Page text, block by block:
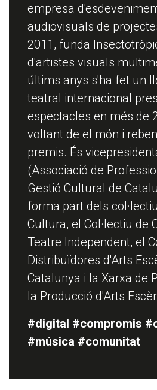
empresa
audiovisuals de
2011, funda
d'artistes visuals
últims anys s'ha fet un
teatral internacional
espectacles en més de
voltant de el món i
premis. És
(Associació de
Gestió Cultural de
forma part dels
Cultura, el Col·lectiu de
Teatre Independent, el
Distribuïdores d'Arts
Catalunya i la Xarxa de
la Producció d'Arts
#digital #compromis
#música #comunitat